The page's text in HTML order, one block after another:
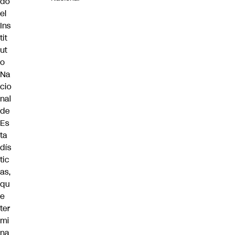
el
Ins
tit
ut
o
Na
cio
nal
de
Es
ta
dís
tic
as,
qu
e
ter
mi
na